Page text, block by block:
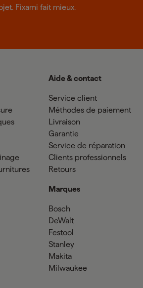
Fixami fait mieux.
Aide & contact
Service client
Méthodes de paiement
Livraison
Garantie
Service de réparation
Clients professionnels
Retours
Marques
Bosch
DeWalt
Festool
Stanley
Makita
Milwaukee